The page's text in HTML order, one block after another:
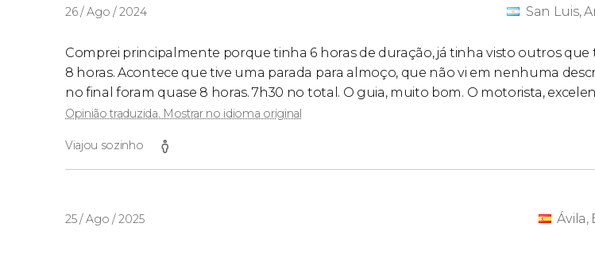
26 / Ago / 2024 San Luis,
Comprei principalmente porque tinha 6 horas de duração, já tinha visto outros que
8 horas. Acontece que tive uma parada para almoço, que não vi em nenhuma
no final foram quase 8 horas. 7h30 no total. O guia, muito bom. O motorista,
Opinião traduzida. Mostrar no idioma original
Viajou sozinho
25 / Ago / 2025 Ávila,